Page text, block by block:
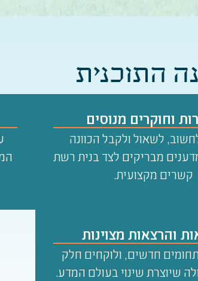
התוכנית
וחוקרים מנוסים
לשאול ולקבל הכוונה
מבריקים לצד בנית רשת
קשרים מקצועית.
והרצאות מצוינות
חדשים, ולוקחים חלק
שיוצרת שינוי בעולם המדע.